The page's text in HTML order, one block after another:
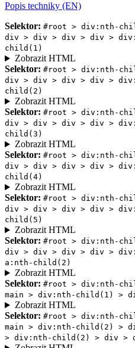
Popis techniky (EN)
Selektor: #root > div:nth-
div > div > div > div >
child(1)
Zobrazit HTML
Selektor: #root > div:nth-
div > div > div > div >
child(2)
Zobrazit HTML
Selektor: #root > div:nth-
div > div > div > div >
child(3)
Zobrazit HTML
Selektor: #root > div:nth-
div > div > div > div >
child(4)
Zobrazit HTML
Selektor: #root > div:nth-
div > div > div > div >
child(5)
Zobrazit HTML
Selektor: #root > div:nth-
div > div > div > div >
a:nth-child(2)
Zobrazit HTML
Selektor: #root > div:nth-
main > div:nth-child(1) >
Zobrazit HTML
Selektor: #root > div:nth-
main > div:nth-child(2) >
> div:nth-child(2) > div >